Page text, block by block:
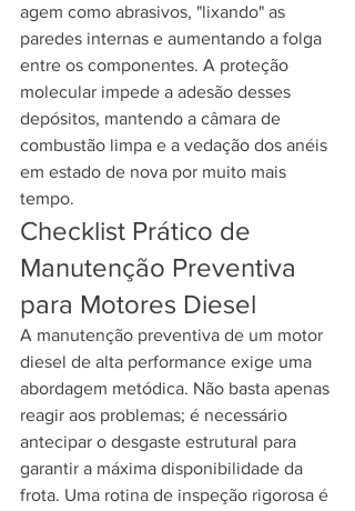
agem como abrasivos, "lixando" as
paredes internas e aumentando a folga
entre os componentes. A proteção
molecular impede a adesão desses
depósitos, mantendo a câmara de
combustão limpa e a vedação dos anéis
em estado de nova por muito mais
tempo.
Checklist Prático de
Manutenção Preventiva
para Motores Diesel
A manutenção preventiva de um motor
diesel de alta performance exige uma
abordagem metódica. Não basta apenas
reagir aos problemas; é necessário
antecipar o desgaste estrutural para
garantir a máxima disponibilidade da
frota. Uma rotina de inspeção rigorosa é